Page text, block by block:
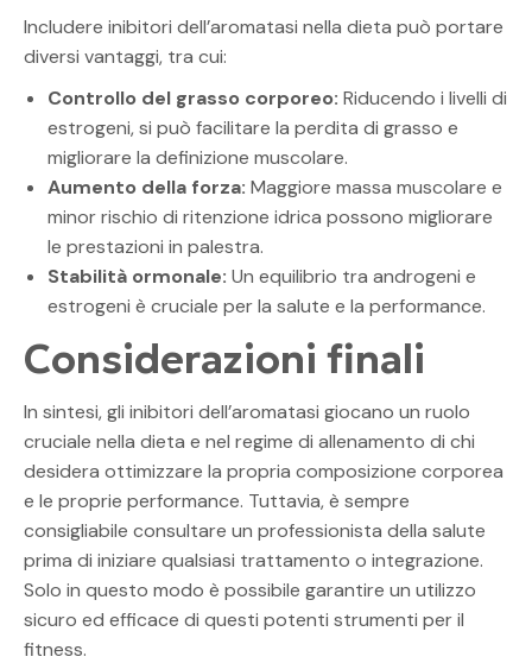
Includere inibitori dell’aromatasi nella dieta può portare
diversi vantaggi, tra cui:
Controllo del grasso corporeo: Riducendo i livelli di
estrogeni, si può facilitare la perdita di grasso e
migliorare la definizione muscolare.
Aumento della forza: Maggiore massa muscolare e
minor rischio di ritenzione idrica possono migliorare
le prestazioni in palestra.
Stabilità ormonale: Un equilibrio tra androgeni e
estrogeni è cruciale per la salute e la performance.
Considerazioni finali
In sintesi, gli inibitori dell’aromatasi giocano un ruolo
cruciale nella dieta e nel regime di allenamento di chi
desidera ottimizzare la propria composizione corporea
e le proprie performance. Tuttavia, è sempre
consigliabile consultare un professionista della salute
prima di iniziare qualsiasi trattamento o integrazione.
Solo in questo modo è possibile garantire un utilizzo
sicuro ed efficace di questi potenti strumenti per il
fitness.